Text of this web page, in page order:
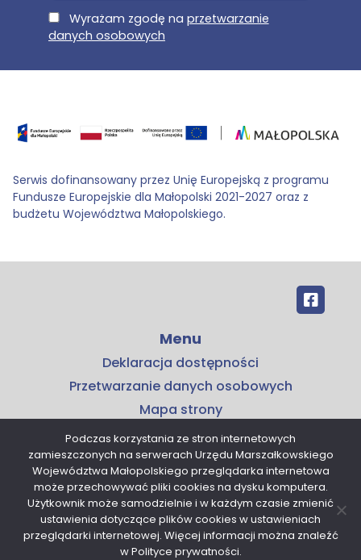
E-MailWyrażam zgodę na przetwarzanie
danych osobowych
Serwis dofinansowany przez Unię Europejską z programu
Fundusze Europejskie dla Małopolski 2021-2027 oraz z
budżetu Województwa Małopolskiego.
Menu
Deklaracja dostępności
Przetwarzanie danych osobowych
Mapa strony
Kontakt
Kontakt
Małopolskie Centrum Przedsiębiorczości
ul. Armii Krajowej 16
30-150 Kraków
tel. 12 376 91 00
sekretariat@mcp.malopolska.pl
Podczas korzystania ze stron internetowych
zamieszczonych na serwerach Urzędu Marszałkowskiego
Województwa Małopolskiego przeglądarka internetowa
może przechowywać pliki cookies na dysku komputera.
Użytkownik może samodzielnie i w każdym czasie zmienić
ustawienia dotyczące plików cookies w ustawieniach
przeglądarki internetowej. Więcej informacji można znaleźć
w Polityce prywatności.